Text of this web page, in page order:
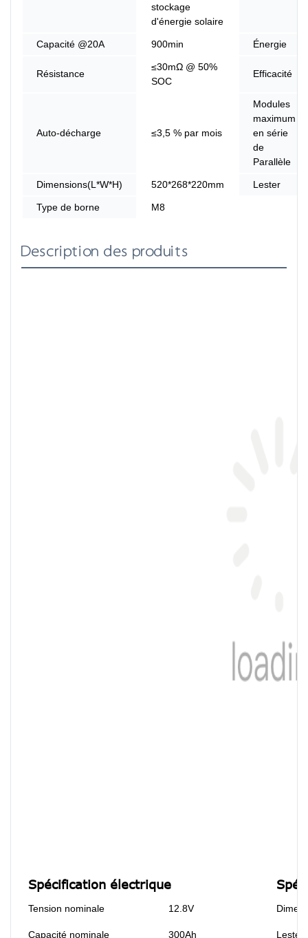
stockage
d'énergie solaire
Capacité @20A 900min Énergie
Résistance
≤30mΩ @ 50%
SOC
Efficacité
Auto-décharge ≤3,5 % par mois
Modules
maximum
en série
de
Parallèle
Dimensions(L*W*H) 520*268*220mm Lester
Type de borne M8
Description des produits
Spécification électrique
Tension nominale 12.8V
Capacité nominale 300Ah Lester